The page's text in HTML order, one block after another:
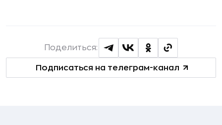
Подписаться на телеграм-канал
Поделиться: